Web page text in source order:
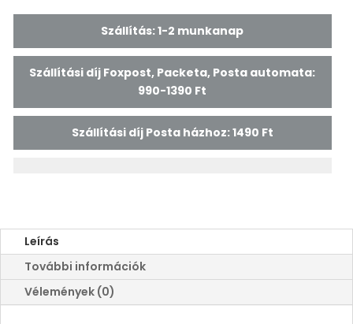
Szállítás: 1-2 munkanap
Szállítási díj Foxpost, Packeta, Posta automata:
990-1390 Ft
Szállítási díj Posta házhoz: 1490 Ft
Leírás
További információk
Vélemények (0)